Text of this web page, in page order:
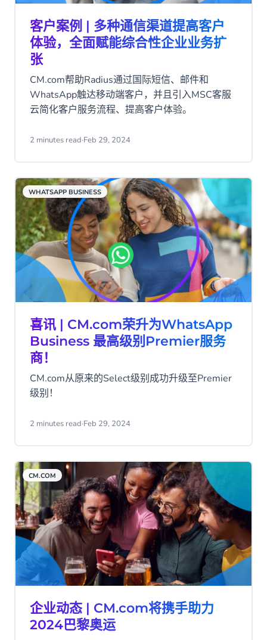
客户案例 | 多种通信渠道提高客户
体验，全面赋能综合性企业业务扩
张
CM.com帮助Radius通过国际短信、邮件和
WhatsApp触达移动端客户，并且引入MSC客服
云简化客户服务流程、提高客户体验。
2 minutes read·Feb 29, 2024
WHATSAPP BUSINESS
喜讯 | CM.com荣升为WhatsApp
Business 最高级别Premier服务
商！
CM.com从原来的Select级别成功升级至Premier
级别！
2 minutes read·Feb 29, 2024
CM.COM
企业动态 | CM.com将携手助力
2024巴黎奥运